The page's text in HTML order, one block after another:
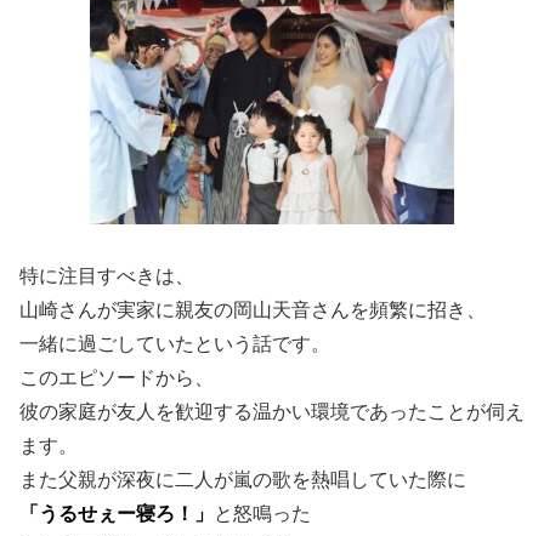
特に注目すべきは、
山崎さんが実家に親友の岡山天音さんを頻繁に招き、
一緒に過ごしていたという話です。
このエピソードから、
彼の家庭が友人を歓迎する温かい環境であったことが伺え
ます。
また父親が深夜に二人が嵐の歌を熱唱していた際に
「うるせぇー寝ろ！」 と怒鳴った